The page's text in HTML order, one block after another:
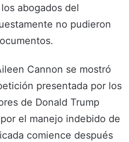
abogados del
no pudieron
Cannon se mostró
presentada por los
de Donald Trump
el manejo indebido de
comience después